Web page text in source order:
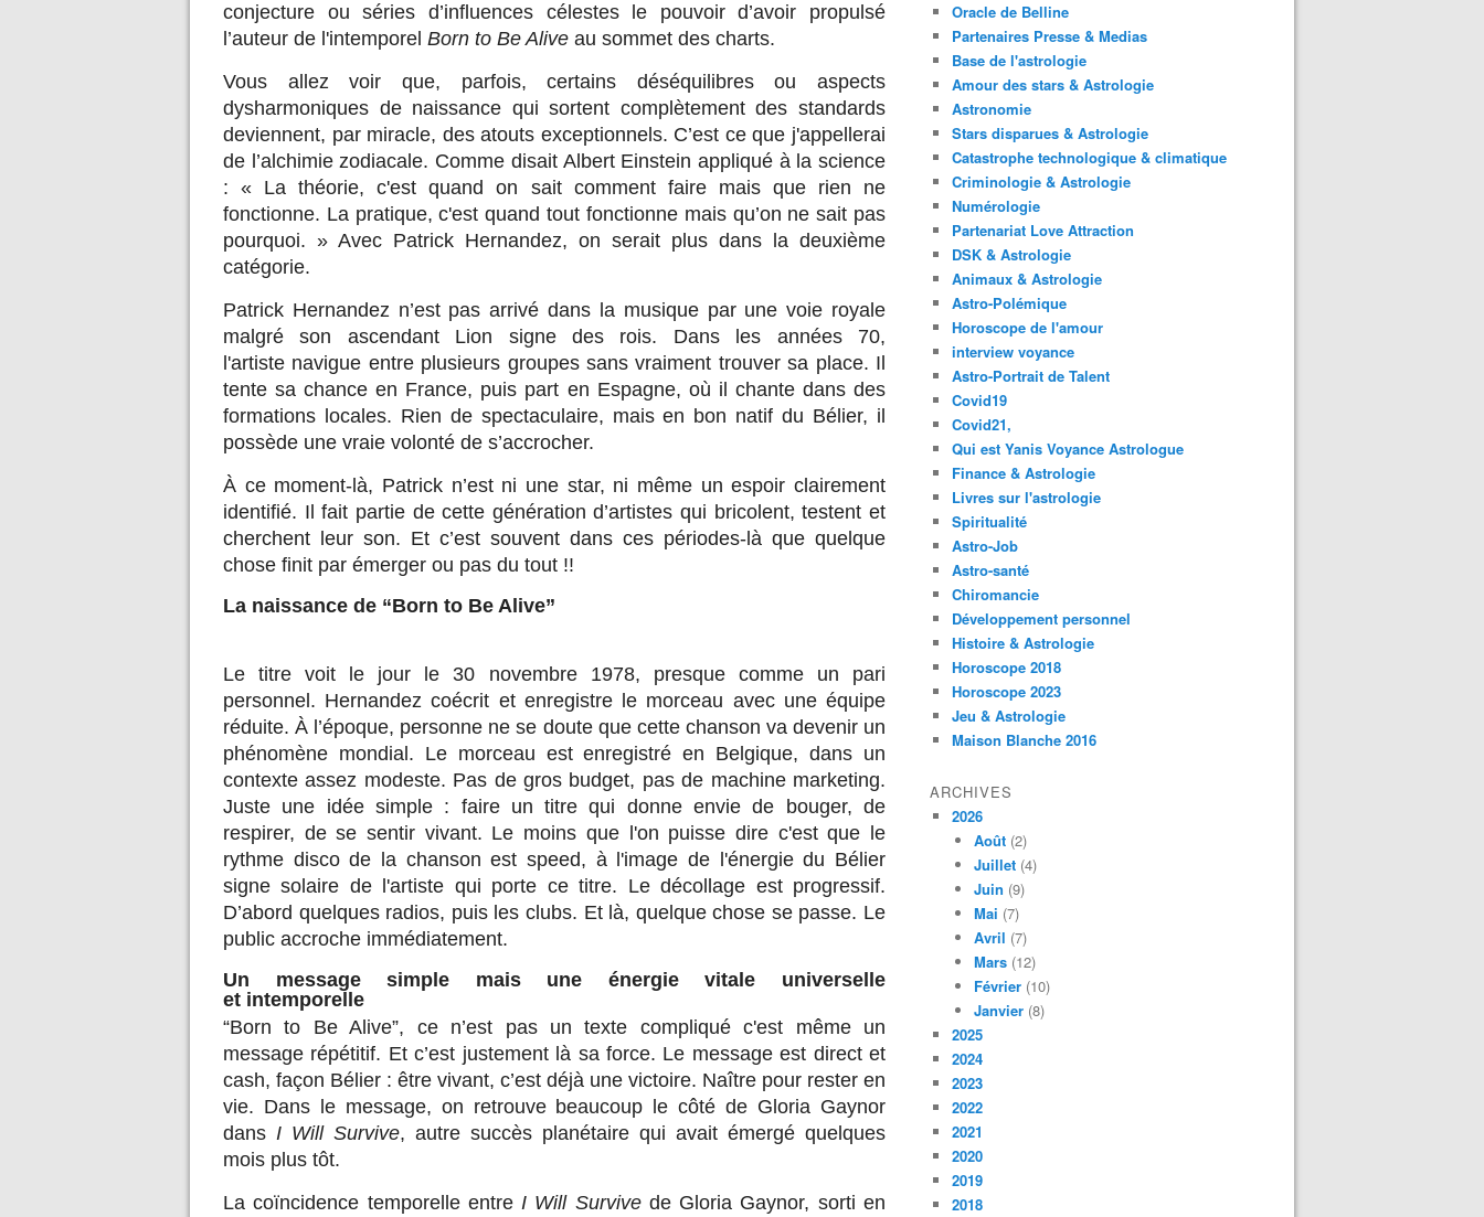
conjecture ou séries d’influences célestes le pouvoir d’avoir propulsé
l’auteur de l'intemporel Born to Be Alive au sommet des charts.
Vous allez voir que, parfois, certains déséquilibres ou aspects
dysharmoniques de naissance qui sortent complètement des standards
deviennent, par miracle, des atouts exceptionnels. C’est ce que j'appellerai
de l’alchimie zodiacale. Comme disait Albert Einstein appliqué à la science
: « La théorie, c'est quand on sait comment faire mais que rien ne
fonctionne. La pratique, c'est quand tout fonctionne mais qu’on ne sait pas
pourquoi. » Avec Patrick Hernandez, on serait plus dans la deuxième
catégorie.
Patrick Hernandez n’est pas arrivé dans la musique par une voie royale
malgré son ascendant Lion signe des rois. Dans les années 70,
l'artiste navigue entre plusieurs groupes sans vraiment trouver sa place. Il
tente sa chance en France, puis part en Espagne, où il chante dans des
formations locales. Rien de spectaculaire, mais en bon natif du Bélier, il
possède une vraie volonté de s’accrocher.
À ce moment-là, Patrick n’est ni une star, ni même un espoir clairement
identifié. Il fait partie de cette génération d’artistes qui bricolent, testent et
cherchent leur son. Et c’est souvent dans ces périodes-là que quelque
chose finit par émerger ou pas du tout !!
La naissance de “Born to Be Alive”
Le titre voit le jour le 30 novembre 1978, presque comme un pari
personnel. Hernandez coécrit et enregistre le morceau avec une équipe
réduite. À l’époque, personne ne se doute que cette chanson va devenir un
phénomène mondial. Le morceau est enregistré en Belgique, dans un
contexte assez modeste. Pas de gros budget, pas de machine marketing.
Juste une idée simple : faire un titre qui donne envie de bouger, de
respirer, de se sentir vivant. Le moins que l'on puisse dire c'est que le
rythme disco de la chanson est speed, à l'image de l'énergie du Bélier
signe solaire de l'artiste qui porte ce titre. Le décollage est progressif.
D’abord quelques radios, puis les clubs. Et là, quelque chose se passe. Le
public accroche immédiatement.
Un message simple mais une énergie vitale universelle
et intemporelle
“Born to Be Alive”, ce n’est pas un texte compliqué c'est même un
message répétitif. Et c’est justement là sa force. Le message est direct et
cash, façon Bélier : être vivant, c’est déjà une victoire. Naître pour rester en
vie. Dans le message, on retrouve beaucoup le côté de Gloria Gaynor
dans I Will Survive, autre succès planétaire qui avait émergé quelques
mois plus tôt.
La coïncidence temporelle entreI Will Survivede Gloria Gaynor, sorti en
Oracle de Belline
Partenaires Presse & Medias
Base de l'astrologie
Amour des stars & Astrologie
Astronomie
Stars disparues & Astrologie
Catastrophe technologique & climatique
Criminologie & Astrologie
Numérologie
Partenariat Love Attraction
DSK & Astrologie
Animaux & Astrologie
Astro-Polémique
Horoscope de l'amour
interview voyance
Astro-Portrait de Talent
Covid19
Covid21,
Qui est Yanis Voyance Astrologue
Finance & Astrologie
Livres sur l'astrologie
Spiritualité
Astro-Job
Astro-santé
Chiromancie
Développement personnel
Histoire & Astrologie
Horoscope 2018
Horoscope 2023
Jeu & Astrologie
Maison Blanche 2016
ARCHIVES
2026
Août (2)
Juillet (4)
Juin (9)
Mai (7)
Avril (7)
Mars (12)
Février (10)
Janvier (8)
2025
2024
2023
2022
2021
2020
2019
2018